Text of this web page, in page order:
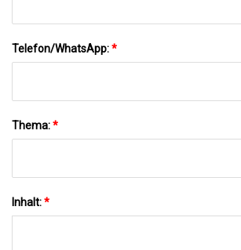
Telefon/WhatsApp:*
Thema:*
Inhalt:*